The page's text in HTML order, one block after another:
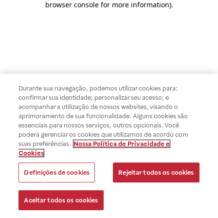
browser console for more information).
Durante sua navegação, podemos utilizar cookies para:
confirmar sua identidade; personalizar seu acesso; e
acompanhar a utilização de nossos websites, visando o
aprimoramento de sua funcionalidade. Alguns cookies são
essenciais para nossos serviços, outros opcionais. Você
poderá gerenciar os cookies que utilizamos de acordo com
suas preferências. Nossa Política de Privacidade e
Cookies
Definições de cookies Rejeitar todos os cookies
Aceitar todos os cookies